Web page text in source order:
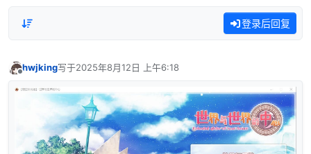
登录后回复
hwjking写于2025年8月12日 上午6:18
最后由 编辑